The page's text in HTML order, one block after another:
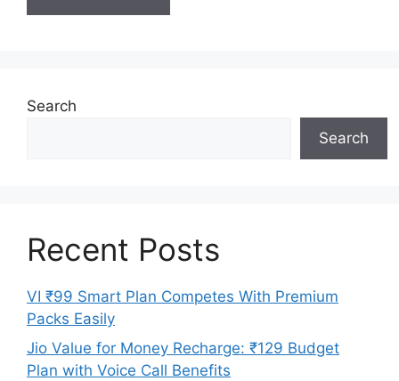
Search
Search
Recent Posts
VI ₹99 Smart Plan Competes With Premium
Packs Easily
Jio Value for Money Recharge: ₹129 Budget
Plan with Voice Call Benefits